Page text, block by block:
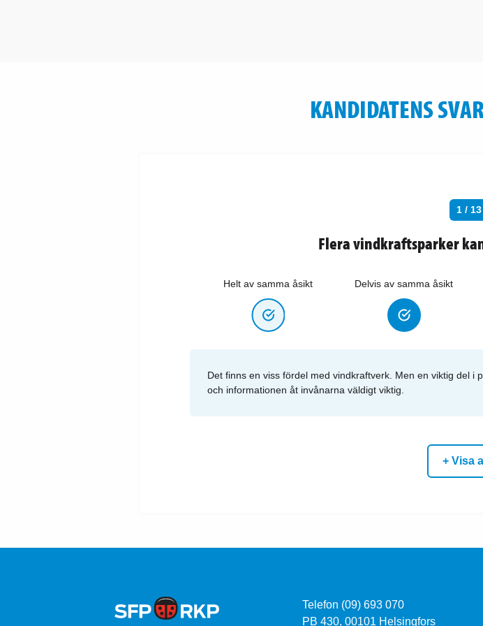
KANDIDATENS
1 / 13
Flera vindkraftsparker
Helt av samma åsikt Delvis av samma åsikt
Det finns en viss fördel med vindkraftverk. Men en viktig del
och informationen åt invånarna väldigt viktig.
+ Visa
Telefon (09) 693 070
PB 430, 00101 Helsingfors